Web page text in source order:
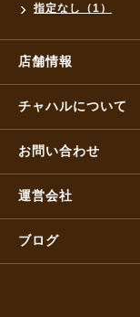
指定なし（1）
店舗情報
チャハルについて
お問い合わせ
運営会社
ブログ